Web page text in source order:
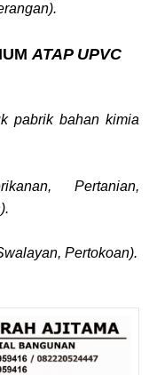
ATAP UPVC
pabrik bahan kimia
Pertanian,
Pertokoan).